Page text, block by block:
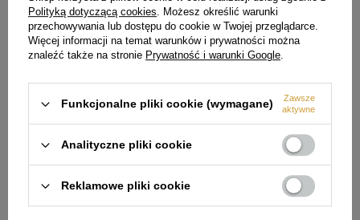
zalecanych przez
producenta.
2. Środki ostrożności: zawsze
przestrzegaj zasad
w instrukcji obsługi. Produkt
nie jest zabawką. Należy
przechowywać go poza
zasięgiem dzieci, chyba że
instrukcja stanowi inaczej.
3. W przypadku produktów
elektrycznych: upewnij się, że
urządzenie jest podłączone
do prawidłowego źródła
zasilania. Nie używaj
Polityką dotyczącą cookies. Możesz określić warunki
przechowywania lub dostępu do cookie w Twojej przeglądarce.
Więcej informacji na temat warunków i prywatności można
znaleźć także na stronie Prywatność i warunki Google.
Funkcjonalne pliki cookie (wymagane)
Zawsze
aktywne
Analityczne pliki cookie
Reklamowe pliki cookie